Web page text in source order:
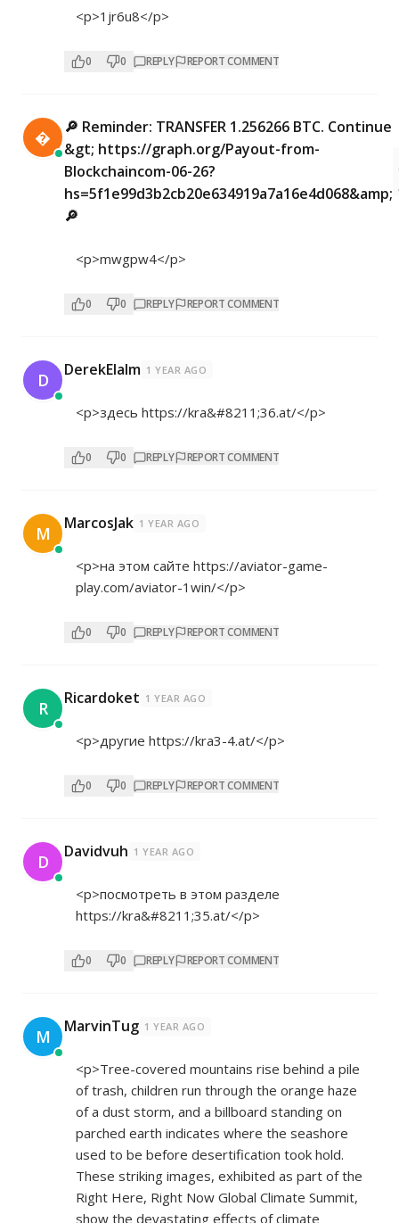
<p>1jr6u8</p>
0 0 REPLY REPORT COMMENT

🔎 Reminder: TRANSFER 1.256266 BTC. Continue
&gt; https://graph.org/Payout-from-
Blockchaincom-06-26?
hs=5f1e99d3b2cb20e634919a7a16e4d068&amp;
🔎
<p>mwgpw4</p>
0 0 REPLY REPORT COMMENT
D DerekElalm 1 YEAR AGO
<p>здесь https://kra&#8211;36.at/</p>
0 0 REPLY REPORT COMMENT
M MarcosJak 1 YEAR AGO
<p>на этом сайте https://aviator-game-
play.com/aviator-1win/</p>
0 0 REPLY REPORT COMMENT
R Ricardoket 1 YEAR AGO
<p>другие https://kra3-4.at/</p>
0 0 REPLY REPORT COMMENT
D Davidvuh 1 YEAR AGO
<p>посмотреть в этом разделе
https://kra&#8211;35.at/</p>
0 0 REPLY REPORT COMMENT
M MarvinTug 1 YEAR AGO
<p>Tree-covered mountains rise behind a pile
of trash, children run through the orange haze
of a dust storm, and a billboard standing on
parched earth indicates where the seashore
used to be before desertification took hold.
These striking images, exhibited as part of the
Right Here, Right Now Global Climate Summit,
show the devastating effects of climate